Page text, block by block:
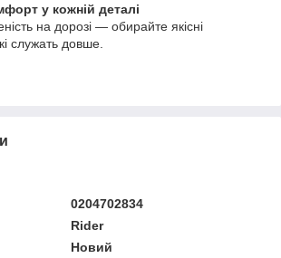
у кожній деталі
на дорозі — обирайте якісні
служать довше.
0204702834
Rider
Новий